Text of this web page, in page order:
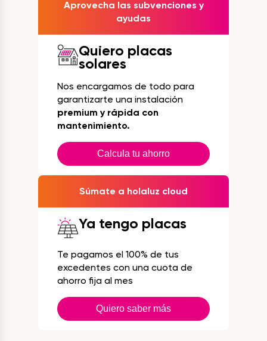
Aprovecha las subvenciones y
ayudas
Quiero placas
solares
Nos encargamos de todo para
garantizarte una instalación
premium y rápida con
mantenimiento.
Calcula tu ahorro
Súmate a holaluz cloud
Ya tengo placas
Te pagamos el 100% de tus
excedentes con una cuota de
ahorro fija al mes
Quiero saber más